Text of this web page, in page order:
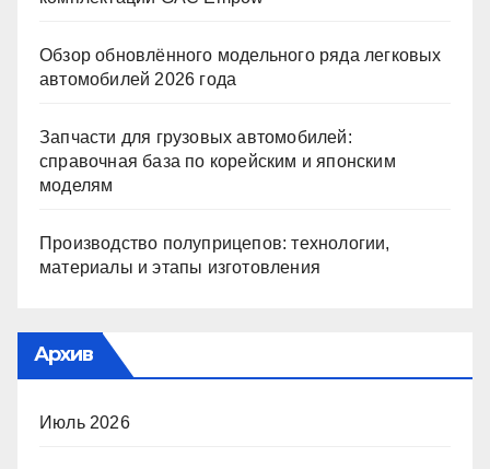
Обзор обновлённого модельного ряда легковых
автомобилей 2026 года
Запчасти для грузовых автомобилей:
справочная база по корейским и японским
моделям
Производство полуприцепов: технологии,
материалы и этапы изготовления
Архив
Июль 2026